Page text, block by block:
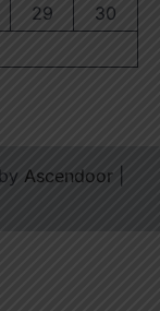
29
30
Ascendoor